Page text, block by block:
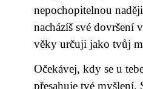
nepochopitelnou
nacházíš své dovršení
věky určuji jako tvůj
Očekávej, kdy se u
přesahuje tvé